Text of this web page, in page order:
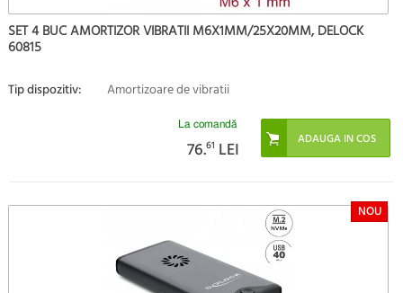
SET 4 BUC AMORTIZOR VIBRATII M6X1MM/25X20MM, DELOCK
60815
Tip dispozitiv: Amortizoare de vibratii
La comandă
76.61 LEI
NOU